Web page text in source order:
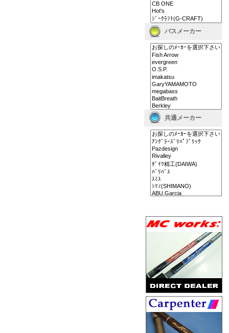
バスメーカー
共通メーカー